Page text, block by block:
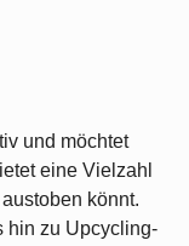
und möchtet
eine Vielzahl
könnt.
hin zu Upcycling-